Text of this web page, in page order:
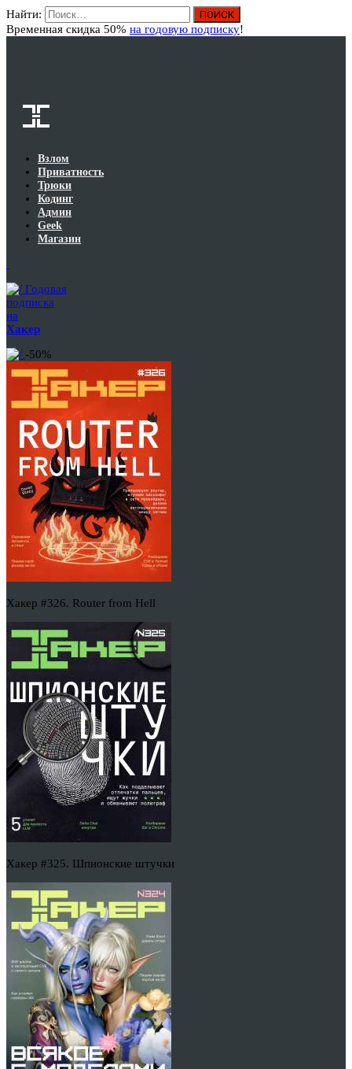
Найти:
Временная скидка 50% на годовую подписку!
Взлом
Приватность
Трюки
Кодинг
Админ
Geek
Магазин
Годовая
подписка
на
Хакер
-50%
Хакер #326. Router from Hell
Хакер #325. Шпионские штучки